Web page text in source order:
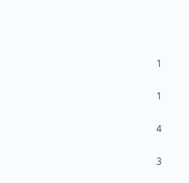
1
1
4
3